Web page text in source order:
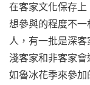
在客家文化保存
想參與的程度不
人，有一批是深
淺客家和非客家會
如魯冰花季來參